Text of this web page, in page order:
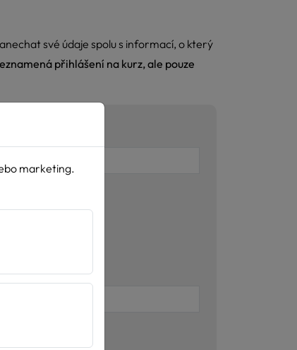
své údaje spolu s informací, o který
přihlášení na kurz, ale pouze
Stáří psa/feny
marketing.